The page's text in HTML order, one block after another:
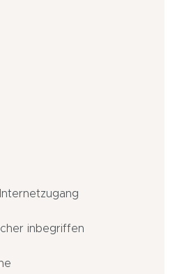
inbegriffen